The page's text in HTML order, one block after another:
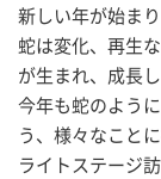
新しい年が始まり
蛇は変化、再生
が生まれ、成長
今年も蛇のよう
う、様々なこと
ライトステージ